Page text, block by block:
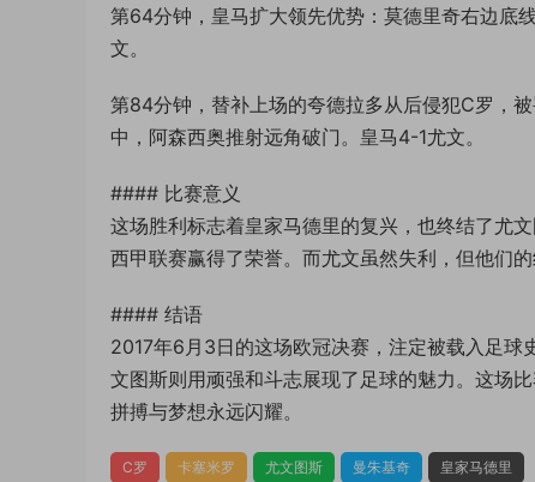
第64分钟，皇马扩大领先优势：莫德里奇右边底
文。
第84分钟，替补上场的夸德拉多从后侵犯C罗，
中，阿森西奥推射远角破门。皇马4-1尤文。
#### 比赛意义
这场胜利标志着皇家马德里的复兴，也终结了尤
西甲联赛赢得了荣誉。而尤文虽然失利，但他们
#### 结语
2017年6月3日的这场欧冠决赛，注定被载入足
文图斯则用顽强和斗志展现了足球的魅力。这场
拼搏与梦想永远闪耀。
C罗 卡塞米罗 尤文图斯 曼朱基奇 皇家马德里